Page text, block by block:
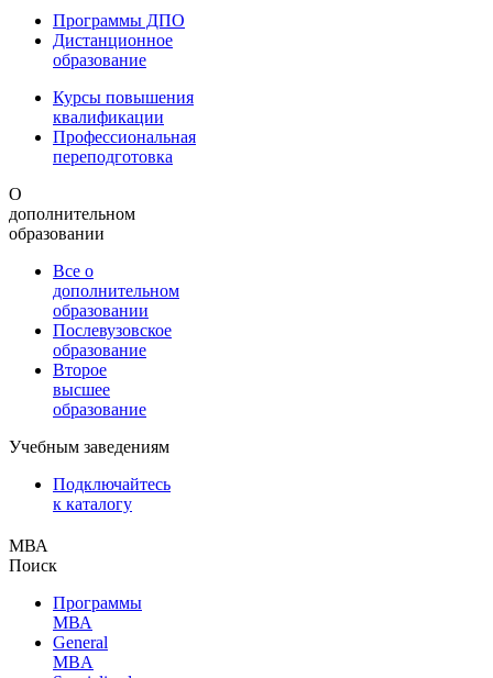
Программы ДПО
Дистанционное
образование
Курсы повышения
квалификации
Профессиональная
переподготовка
О
дополнительном
образовании
Все о
дополнительном
образовании
Послевузовское
образование
Второе
высшее
образование
Учебным заведениям
Подключайтесь
к каталогу
МВА
Поиск
Программы
МВА
General
MBA